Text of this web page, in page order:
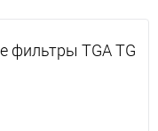
фильтры TGA TG